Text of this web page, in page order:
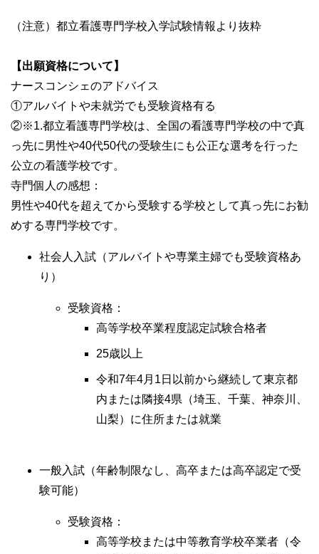
（注意）都立看護専門学校入学試験情報より抜粋
【出願資格について】
ナースコンシェのアドバイス
①アルバイトや未就労でも受験資格有る
②※1.都立看護専門学校は、全国の看護専門学校の中で真
っ先に男性や40代50代の受験生にも公正な選考を行った
公立の看護学校です。
寺門個人の感想：
男性や40代を超えてから受験する学校として真っ先にお勧
めする専門学校です。
社会人入試（アルバイトや専業主婦でも受験資格あ
り）
受験資格：
高等学校卒業程度認定試験合格者
25歳以上
令和7年4月1日以前から継続して東京都
内または隣接4県（埼玉、千葉、神奈川、
山梨）に住所または就業
一般入試（年齢制限なし、高卒または高卒認定で受
験可能）
受験資格：
高等学校または中等教育学校卒業者（令